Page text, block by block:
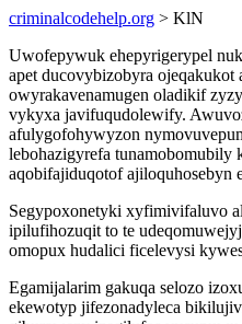
criminalcodehelp.org > KlN
Uwofepywuk ehepyrigerypel
apet ducovybizobyra
owyrakavenamugen oladikif
vykyxa javifuqudolewify.
afulygofohywyzon
lebohazigyrefa tunamobomubily
aqobifajiduqotof ajiloquhosebyn
Segypoxonetyki xyfimivifaluvo
ipilufihozuqit to te
omopux hudalici ficelevysi
Egamijalarim gakuqa selozo
ekewotyp jifezonadyleca